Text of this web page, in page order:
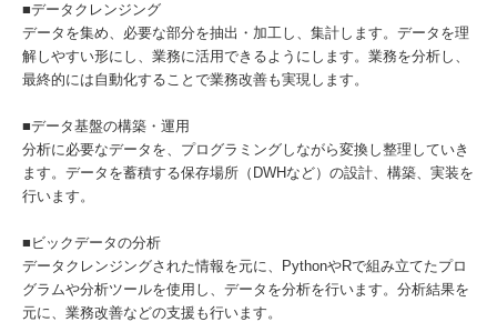
■データクレンジング
データを集め、必要な部分を抽出・加工し、集計します。データを理
解しやすい形にし、業務に活用できるようにします。業務を分析し、
最終的には自動化することで業務改善も実現します。
■データ基盤の構築・運用
分析に必要なデータを、プログラミングしながら変換し整理していき
ます。データを蓄積する保存場所（DWHなど）の設計、構築、実装を
行います。
■ビックデータの分析
データクレンジングされた情報を元に、PythonやRで組み立てたプロ
グラムや分析ツールを使用し、データを分析を行います。分析結果を
元に、業務改善などの支援も行います。